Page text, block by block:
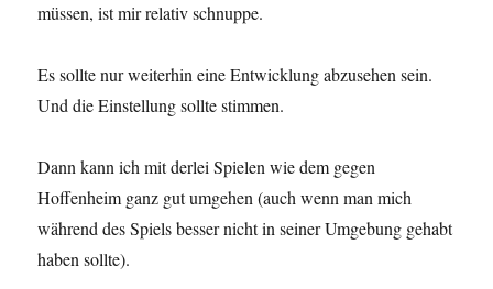
müssen, ist mir relativ schnuppe.
Es sollte nur weiterhin eine Entwicklung abzusehen sein.
Und die Einstellung sollte stimmen.
Dann kann ich mit derlei Spielen wie dem gegen
Hoffenheim ganz gut umgehen (auch wenn man mich
während des Spiels besser nicht in seiner Umgebung gehabt
haben sollte).